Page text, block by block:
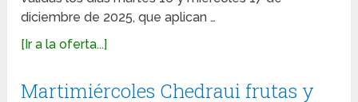
diciembre de 2025, que aplican …
[Ir a la oferta...]
Martimiércoles Chedraui frutas y